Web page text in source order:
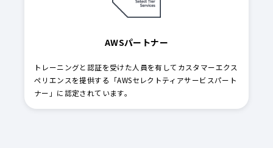
AWSパートナー
トレーニングと認証を受けた人員を有してカスタマーエクス
ペリエンスを提供する「AWSセレクトティアサービスパート
ナー」に認定されています。